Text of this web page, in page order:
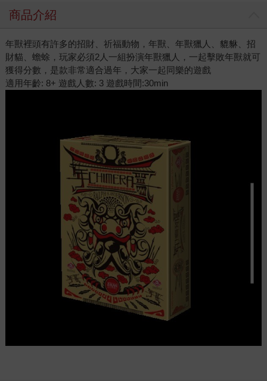
商品介紹
年獸裡頭有許多的招財、祈福動物，年獸、年獸獵人、貔貅、招
財貓、蟾蜍，玩家必須2人一組扮演年獸獵人，一起擊敗年獸就可
獲得分數，是款非常適合過年，大家一起同樂的遊戲
適用年齡: 8+ 遊戲人數: 3 遊戲時間:30min